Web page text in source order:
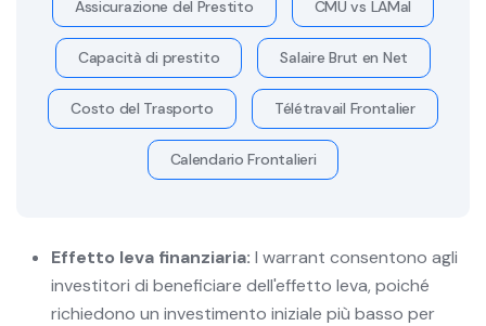
Assicurazione del Prestito CMU vs LAMal
Capacità di prestito Salaire Brut en Net
Costo del Trasporto Télétravail Frontalier
Calendario Frontalieri
Effetto leva finanziaria: I warrant consentono agli
investitori di beneficiare dell'effetto leva, poiché
richiedono un investimento iniziale più basso per